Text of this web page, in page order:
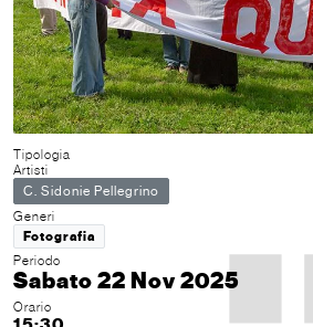
Tipologia
Artisti
C. Sidonie Pellegrino
Generi
Fotografia
Periodo
Sabato 22 Nov 2025
Orario